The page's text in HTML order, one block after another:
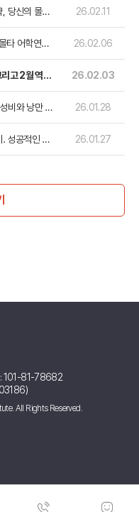
당신의 몰타
26.02.11
타 어학연수
26.02.06
고 2월 역대
26.02.03
비와 낭만 사
26.01.28
성공적인 연
26.01.27
: 101-81-78682
All Rights Reserved.